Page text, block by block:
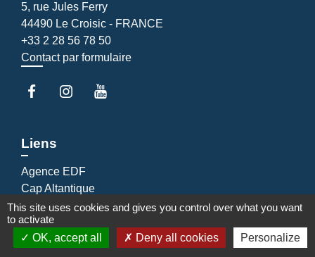
5, rue Jules Ferry
44490 Le Croisic - FRANCE
+33 2 28 56 78 50
Contact par formulaire
Liens
Agence EDF
Cap Altantique
Cinéma Le Hublot
EDF emménagement
Gestionnaire distribution d'électricité
This site uses cookies and gives you control over what you want
to activate
OK, accept all
Deny all cookies Personalize